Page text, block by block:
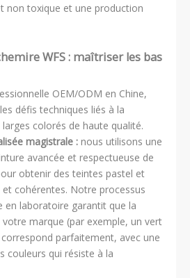
non toxique et une production
WFS : maîtriser les bas
OEM/ODM en Chine,
défis techniques liés à la
colorés de haute qualité.
magistrale : nous utilisons une
avancée et respectueuse de
obtenir des teintes pastel et
et cohérentes. Notre processus
en laboratoire garantit que la
marque (par exemple, un vert
parfaitement, avec une
couleurs qui résiste à la